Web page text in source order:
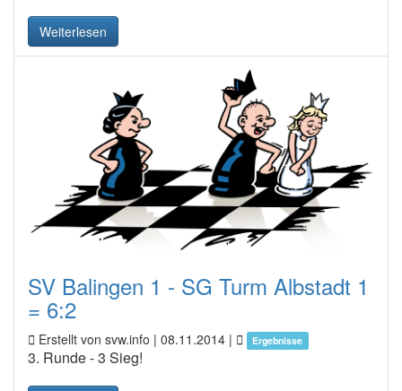
Weiterlesen
SV Balingen 1 - SG Turm Albstadt 1
= 6:2
Erstellt von svw.info | 08.11.2014 | Ergebnisse
3. Runde - 3 Sieg!